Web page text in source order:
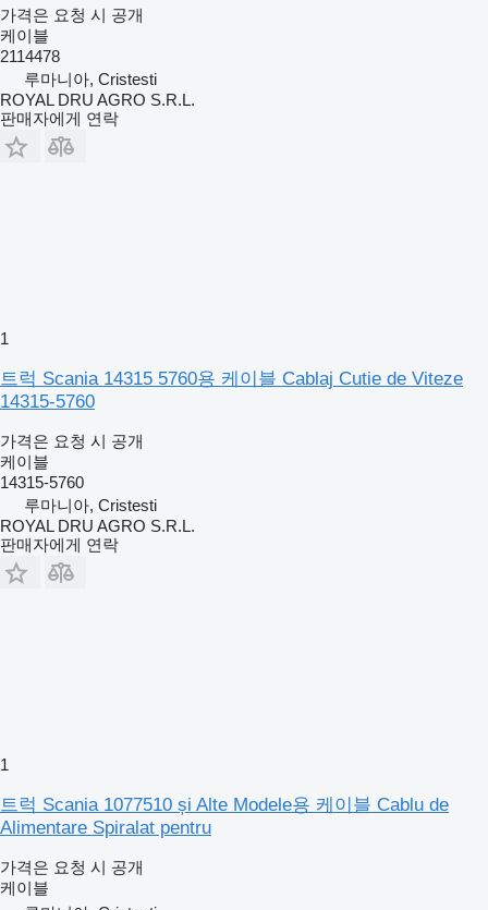
가격은 요청 시 공개
케이블
2114478
루마니아, Cristesti
ROYAL DRU AGRO S.R.L.
판매자에게 연락
1
트럭 Scania 14315 5760용 케이블 Cablaj Cutie de Viteze
14315-5760
가격은 요청 시 공개
케이블
14315-5760
루마니아, Cristesti
ROYAL DRU AGRO S.R.L.
판매자에게 연락
1
트럭 Scania 1077510 și Alte Modele용 케이블 Cablu de
Alimentare Spiralat pentru
가격은 요청 시 공개
케이블